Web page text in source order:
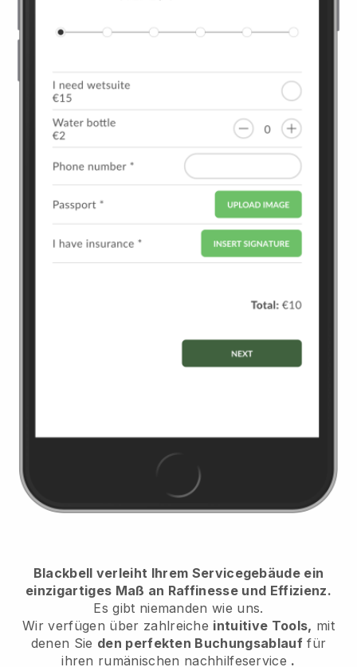
Blackbell verleiht Ihrem Servicegebäude ein
einzigartiges Maß an Raffinesse und Effizienz.
Es gibt niemanden wie uns.
Wir verfügen über zahlreiche intuitive Tools, mit
denen Sie den perfekten Buchungsablauf für
ihren rumänischen nachhilfeservice .